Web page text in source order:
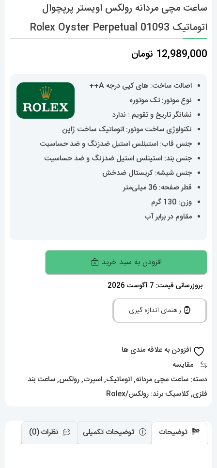
ساعت مچی مردانه رولکس اویستر پرپچوال
اتوماتیک 01093 Rolex Oyster Perpetual
12,989,000 تومان
اصالت ساخت: های کپی درجه A++
نوع موتور: تک موتوره
نشانگر تاریخ و تقویم : ندارد
نکنولوژی ساخت موتور: اتوماتیک ساخت ژاپن
جنس قاب: استینلس استیل ضدزنگ و ضد حساسیت
جنس بند: استینلس استیل ضدزنگ و ضد حساسیت
جنس شیشه: کریستال ضدخش
قطر صفحه: 36 میلی‌متر
وزن: 130 گرم
مقاوم در برابر آب
ساعت
مچی
مردانه
رولکس
اویستر
اتوماتیک
01093
Perpetual
افزودن به سبد خرید
بروزرسانی قیمت: 7 آگوست 2026
راهنمای اندازه گیری
افزودن به علاقه مندی ها
مقایسه
دسته: ساعت مچی مردانه,اتوماتیک,اسپرت,رولکس,ساعت بند
فلزی,کلاسیک برند: رولکس/Rolex
توضیحات توضیحات تکمیلی نظرات (0)